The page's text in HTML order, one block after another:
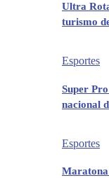
Ultra
turismo
Esportes
Super
nacional
Esportes